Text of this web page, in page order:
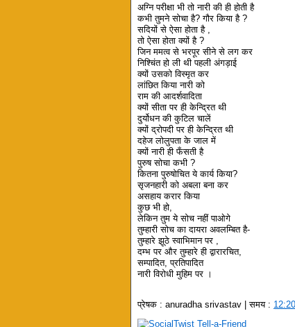
अग्नि परीक्षा भी तो नारी की ही होती है
कभी तुमने सोचा है? गौर किया है ?
सदियों से ऐसा होता है ,
तो ऐसा होता क्यों है ?
जिन ममत्व से भरपूर सीने से लग कर
निश्चिंत हो ली थी पहली अंगड़ाई
क्यों उसको विस्मृत कर
लांछित किया नारी को
राम की आदर्शवादिता
क्यों सीता पर ही केन्द्रित थी
दुर्योधन की कुटिल चालें
क्यों द्रोपदी पर ही केन्द्रित थी
दहेज लोलुपता के जाल में
क्यों नारी ही फँसती है
पुरुष सोचा कभी ?
कितना पुरुषोचित ये कार्य किया?
सृजनहारी को अबला बना कर
असहाय करार किया
कुछ भी हो,
लेकिन तुम ये सोच नहीं पाओगे
तुम्हारी सोच का दायरा अवलम्बित है-
तुम्हारे झूठे स्वाभिमान पर ,
दम्भ पर और तुम्हारे ही द्वारारचित,
सम्पादित, प्रतिपादित
नारी विरोधी मुहिम पर ।
प्रेषक :anuradha srivastav | समय :